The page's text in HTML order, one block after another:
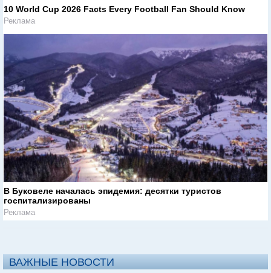
10 World Cup 2026 Facts Every Football Fan Should Know
Реклама
В Буковеле началась эпидемия: десятки туристов
госпитализированы
Реклама
ВАЖНЫЕ НОВОСТИ